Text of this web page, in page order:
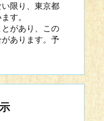
限り、東京都
す。
があり、この
あります。予